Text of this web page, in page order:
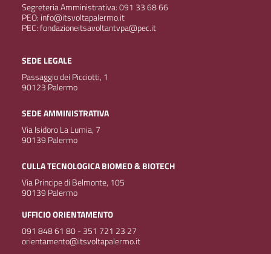
Segreteria Amministrativa: 091 33 68 66
PEO: info@itsvoltapalermo.it
PEC: fondazioneitsavoltantvpa@pec.it
SEDE LEGALE
Passaggio dei Picciotti, 1
90123 Palermo
SEDE AMMINISTRATIVA
Via Isidoro La Lumia, 7
90139 Palermo
CULLA TECNOLOGICA BIOMED & BIOTECH
Via Principe di Belmonte, 105
90139 Palermo
UFFICIO ORIENTAMENTO
091 848 61 80 - 351 721 23 27
orientamento@itsvoltapalermo.it